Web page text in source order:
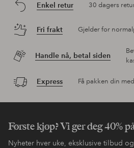
Enkel retur 30 dagers
Fri frakt Gjelder for
Handle nå, betal siden
Express Få pakken din
Første kjøp? Vi ger deg 40%
Nyheter hver uke, eksklusive tilbud